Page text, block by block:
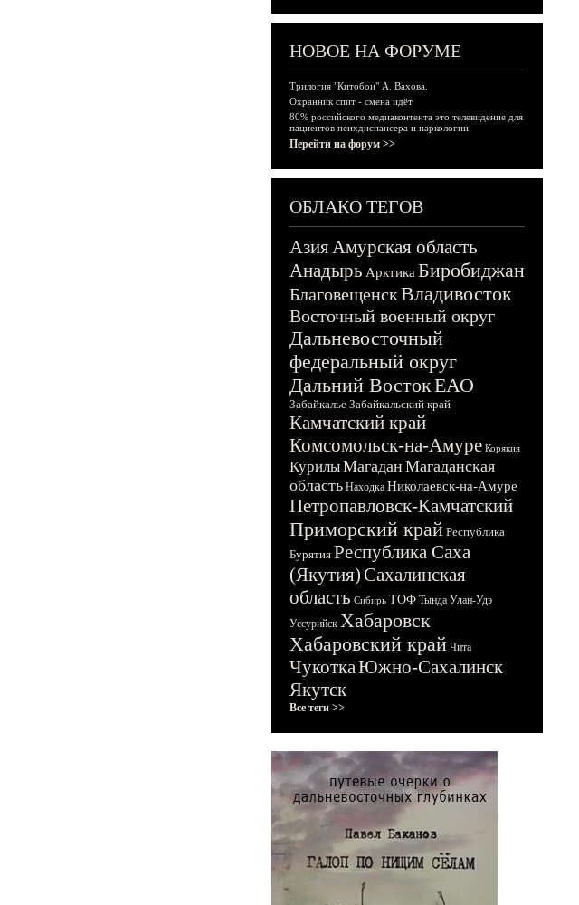
НОВОЕ НА ФОРУМЕ
Трилогия "Китобои" А. Вахова.
Охранник спит - смена идёт
80% российского медиаконтента это телевидение для
пациентов психдиспансера и наркологии.
Перейти на форум >>
ОБЛАКО ТЕГОВ
АзияАмурская область
Анадырь Арктика Биробиджан
БлаговещенскВладивосток
Восточный военный округ
Дальневосточный
федеральный округ
Дальний ВостокЕАО
Забайкалье Забайкальский край
Камчатский край
Комсомольск-на-Амуре Корякия
КурилыМагадан Магаданская
область Находка Николаевск-на-Амуре
Петропавловск-Камчатский
Приморский край Республика
Бурятия Республика Саха
(Якутия)Сахалинская
область Сибирь ТОФ Тында Улан-Удэ
Уссурийск Хабаровск
Хабаровский край Чита
ЧукоткаЮжно-Сахалинск
Якутск
Все теги >>